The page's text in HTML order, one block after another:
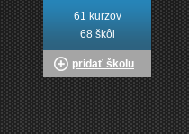
61 kurzov
68 škôl
pridať školu